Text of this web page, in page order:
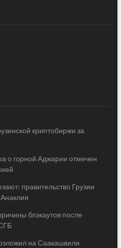
криптобиржи за
о горной Аджарии отмечен
правительство Грузии
блэкаутов после
на Саакашвили